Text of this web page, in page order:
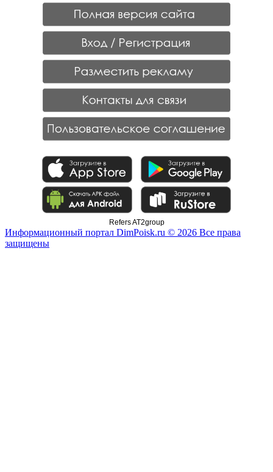
Refers AT2group
Информационный портал DimPoisk.ru © 2026 Все права
защищены